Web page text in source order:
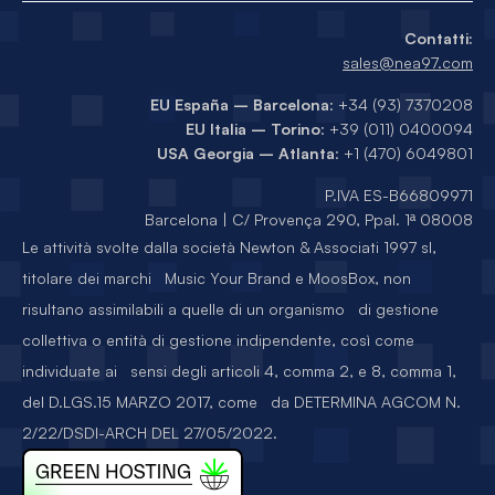
Le attività svolte dalla società Newton & Associati 1997 sl,
titolare dei marchi Music Your Brand e MoosBox, non
risultano assimilabili a quelle di un organismo di gestione
collettiva o entità di gestione indipendente, così come
individuate ai sensi degli articoli 4, comma 2, e 8, comma 1,
del D.LGS.15 MARZO 2017, come da DETERMINA AGCOM N.
2/22/DSDI-ARCH DEL 27/05/2022.
Contatti:
sales@nea97.com
EU España – Barcelona: +34 (93) 7370208
EU Italia – Torino: +39 (011) 0400094
USA Georgia – Atlanta: +1 (470) 6049801
P.IVA ES-B66809971
Barcelona | C/ Provença 290, Ppal. 1ª 08008